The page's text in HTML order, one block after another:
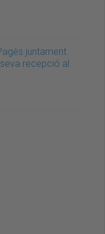
juntament
recepció al